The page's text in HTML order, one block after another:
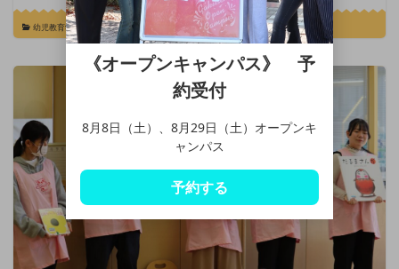
幼児教育学科
《オープンキャンパス》 予
約受付
8月8日（土）、8月29日（土）オープンキ
ャンパス
予約する